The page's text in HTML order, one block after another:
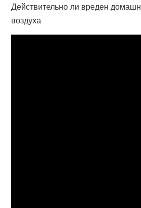
Действительно ли вреден
воздуха